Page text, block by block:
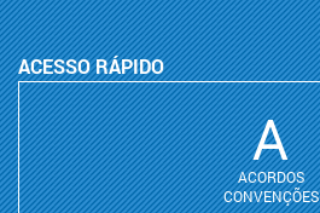
ACESSO RÁPIDO
A
ACORDOS
CONVENÇÕES